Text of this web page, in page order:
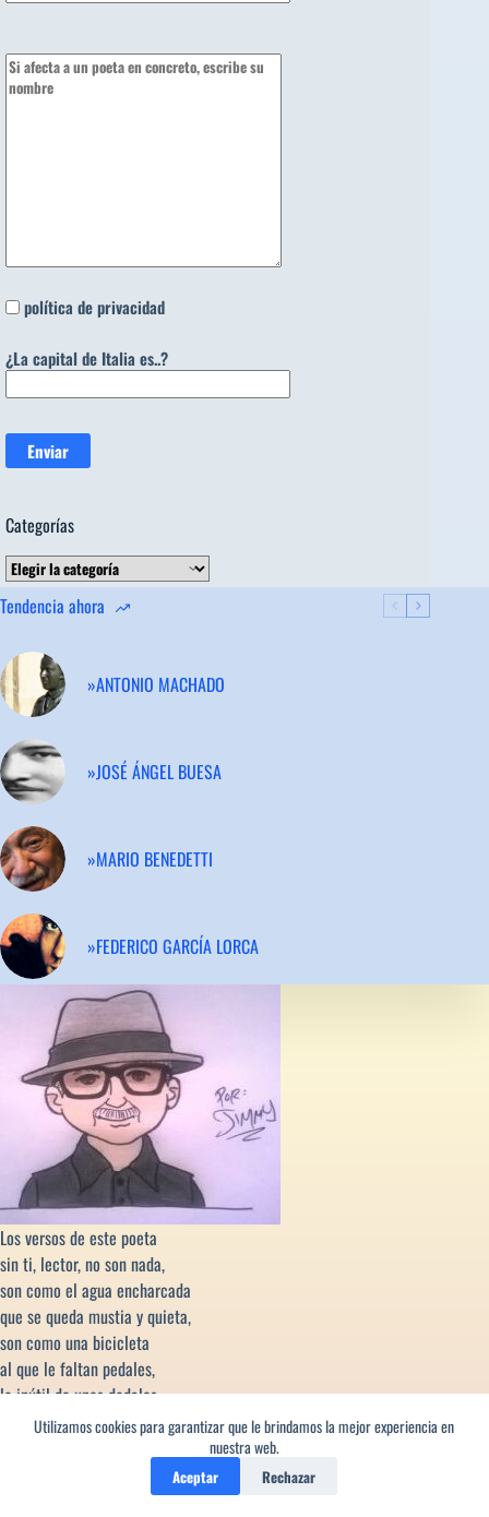
Utilizamos cookies para garantizar que le brindamos la mejor experiencia en
nuestra web.
Aceptar Rechazar
política de privacidad
¿La capital de Italia es..?
Categorías
Categorías
Tendencia ahora
»ANTONIO MACHADO
»JOSÉ ÁNGEL BUESA
»MARIO BENEDETTI
»FEDERICO GARCÍA LORCA
Los versos de este poeta
sin ti, lector, no son nada,
son como el agua encharcada
que se queda mustia y quieta,
son como una bicicleta
al que le faltan pedales,
lo inútil de unos dedales...